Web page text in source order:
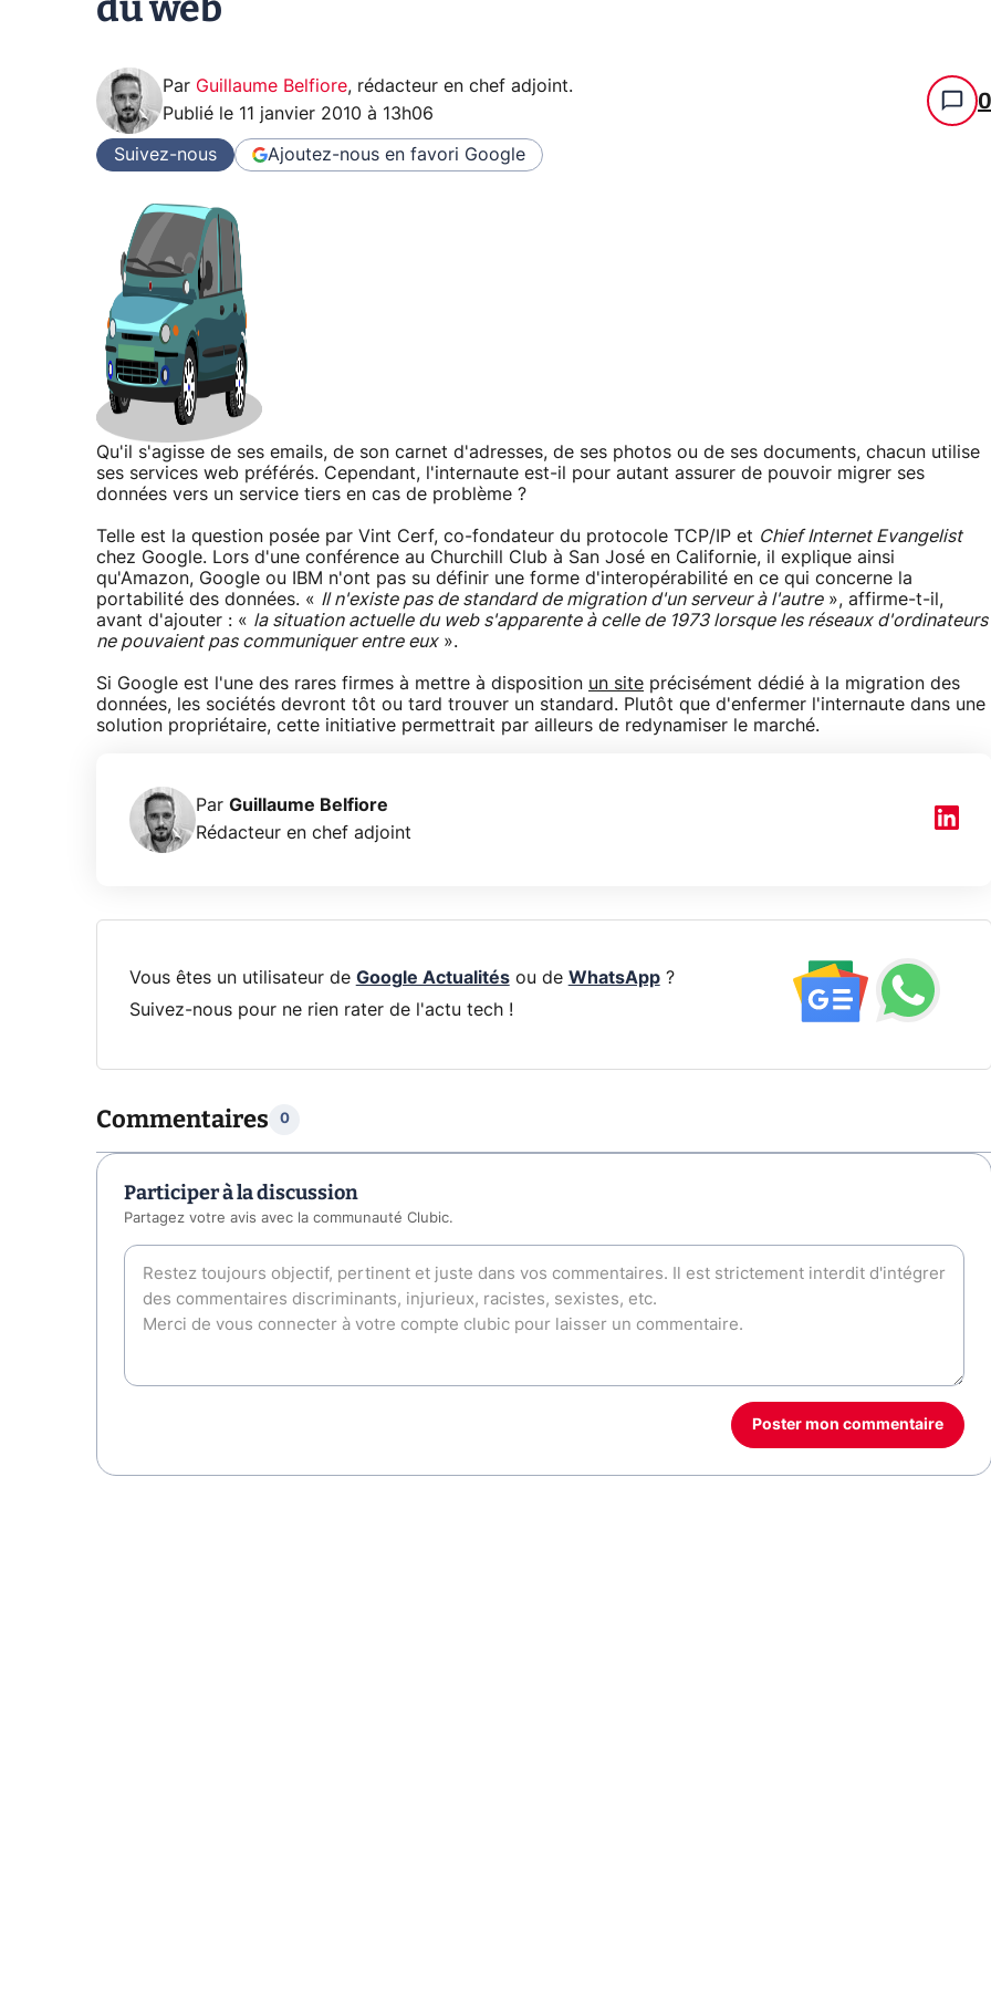
Par Guillaume Belfiore, rédacteur en chef adjoint.
Publié le 11 janvier 2010 à 13h06 0
Suivez-nous Ajoutez-nous en favori Google
Qu'il s'agisse de ses emails, de son carnet d'adresses, de ses photos ou de ses documents, chacun utilise
ses services web préférés. Cependant, l'internaute est-il pour autant assurer de pouvoir migrer ses
données vers un service tiers en cas de problème ?
Telle est la question posée par Vint Cerf, co-fondateur du protocole TCP/IP et Chief Internet Evangelist
chez Google. Lors d'une conférence au Churchill Club à San José en Californie, il explique ainsi
qu'Amazon, Google ou IBM n'ont pas su définir une forme d'interopérabilité en ce qui concerne la
portabilité des données. « Il n'existe pas de standard de migration d'un serveur à l'autre», affirme-t-il,
avant d'ajouter : « la situation actuelle du web s'apparente à celle de 1973 lorsque les réseaux d'ordinateurs
ne pouvaient pas communiquer entre eux».
Si Google est l'une des rares firmes à mettre à disposition un site précisément dédié à la migration des
données, les sociétés devront tôt ou tard trouver un standard. Plutôt que d'enfermer l'internaute dans une
solution propriétaire, cette initiative permettrait par ailleurs de redynamiser le marché.
Par Guillaume Belfiore
Rédacteur en chef adjoint
Vous êtes un utilisateur de Google Actualitésou de WhatsApp?
Suivez-nous pour ne rien rater de l'actu tech !
Commentaires 0
Participer à la discussion
Partagez votre avis avec la communauté Clubic.
Poster mon commentaire